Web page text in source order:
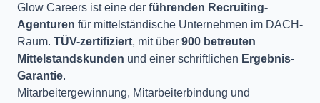
Glow Careers ist eine der führenden Recruiting-
Agenturen für mittelständische Unternehmen im DACH-
Raum. TÜV-zertifiziert, mit über 900 betreuten
Mittelstandskunden und einer schriftlichen Ergebnis-
Garantie.
Mitarbeitergewinnung, Mitarbeiterbindung und